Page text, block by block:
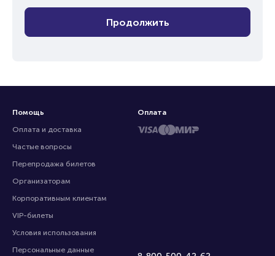
Продолжить
Помощь
Оплата и доставка
Частые вопросы
Перепродажа билетов
Организаторам
Корпоративным клиентам
VIP-билеты
Условия использования
Персональные данные
Оплата